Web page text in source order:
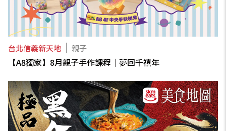
台北信義新天地 親子
【A8獨家】8月親子手作課程｜夢回千禧年